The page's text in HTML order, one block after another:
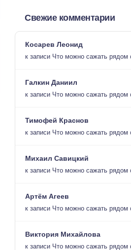
Свежие комментарии
Косарев Леонид
к записи Что можно сажать рядом
Галкин Даниил
к записи Что можно сажать рядом
Тимофей Краснов
к записи Что можно сажать рядом
Михаил Савицкий
к записи Что можно сажать рядом
Артём Агеев
к записи Что можно сажать рядом
Виктория Михайлова
к записи Что можно сажать рядом